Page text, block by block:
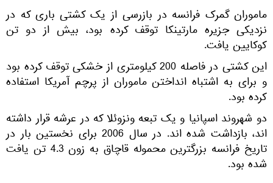
ماموران گمرک فرانسه در بازرسی از یک کشتی باری که در
نزدیکی جزیره مارتینکا توقف کرده بود، بیش از دو تن
کوکایین یافت.
این کشتی در فاصله 200 کیلومتری از خشکی توقف کرده بود
و برای به اشتباه انداختن ماموران از پرچم آمریکا استفاده
کرده بود.
دو شهروند اسپانیا و یک تبعه ونزوئلا که در عرشه قرار داشته
اند، بازداشت شده اند. در سال 2006 برای نخستین بار در
تاریخ فرانسه بزرگترین محموله قاچاق به زون 4.3 تن یافت
شده بود.